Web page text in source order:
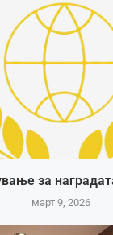
за
март 9, 2026